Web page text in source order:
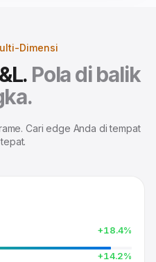
Dimensi
Pola di balik
Cari edge Anda di tempat
+18.4%
+14.2%